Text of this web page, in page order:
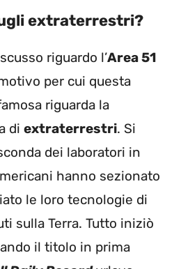
extraterrestri?
riguardo l’Area 51
per cui questa
riguarda la
di extraterrestri. Si
dei laboratori in
hanno sezionato
le loro tecnologie di
sulla Terra. Tutto iniziò
il titolo in prima